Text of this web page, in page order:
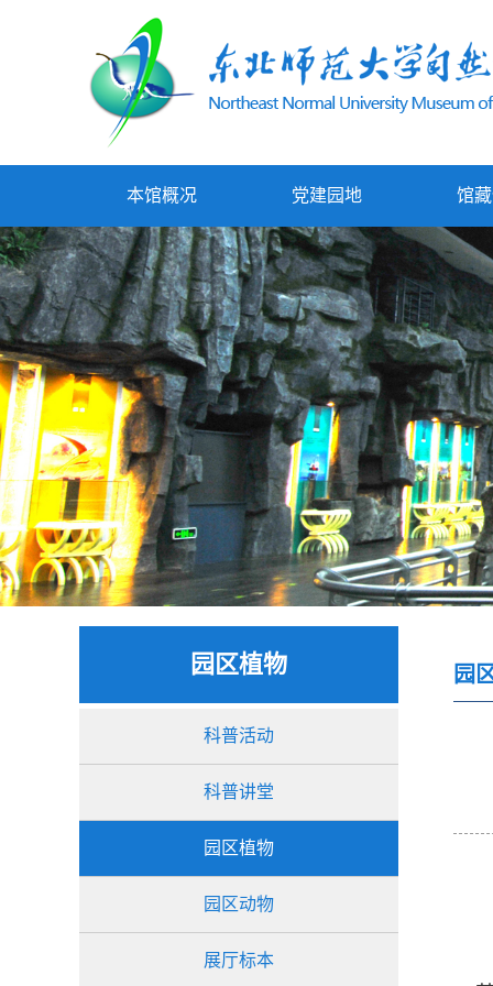
本馆概况 党建园地 馆
园区植物
科普活动
科普讲堂
园区植物
园区动物
展厅标本
园